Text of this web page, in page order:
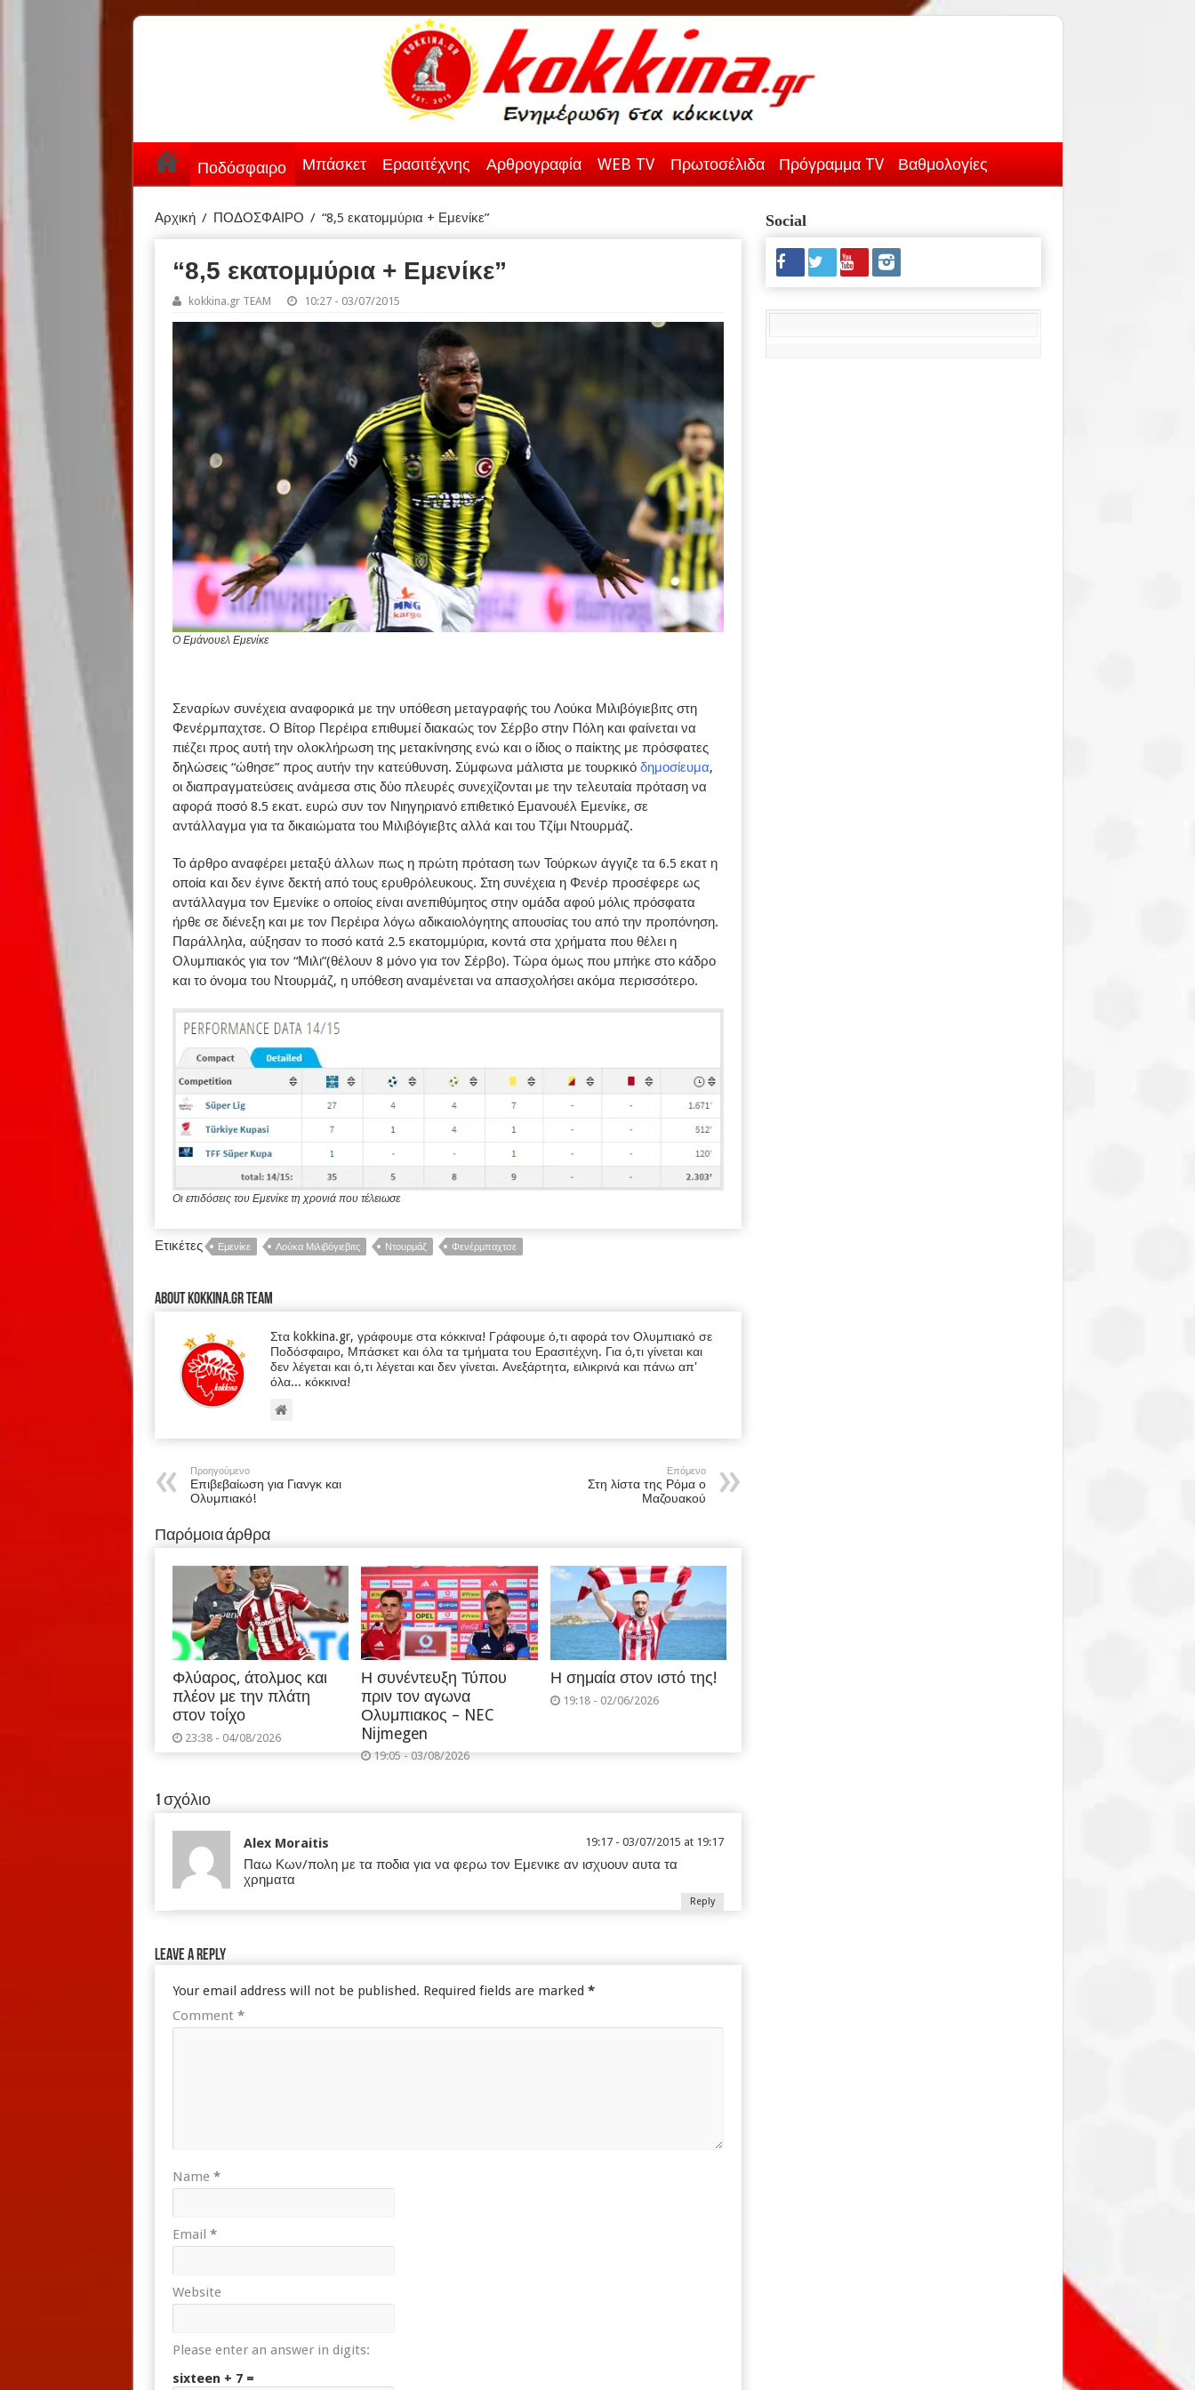
Ποδόσφαιρο Μπάσκετ Ερασιτέχνης Αρθρογραφία WEB TV Πρωτοσέλιδα Πρόγραμμα TV Βαθμολογίες
Αρχική / ΠΟΔΟΣΦΑΙΡΟ / “8,5 εκατομμύρια + Εμενίκε”
“8,5 εκατομμύρια + Εμενίκε”
kokkina.gr TEAM 10:27 - 03/07/2015
Ο Εμάνουελ Εμενίκε
Σεναρίων συνέχεια αναφορικά με την υπόθεση μεταγραφής του Λούκα Μιλιβόγιεβιτς στη
Φενέρμπαχτσε. Ο Βίτορ Περέιρα επιθυμεί διακαώς τον Σέρβο στην Πόλη και φαίνεται να
πιέζει προς αυτή την ολοκλήρωση της μετακίνησης ενώ και ο ίδιος ο παίκτης με πρόσφατες
δηλώσεις“ώθησε” προς αυτήν την κατεύθυνση. Σύμφωνα μάλιστα με τουρκικό δημοσίευμα,
οι διαπραγματεύσεις ανάμεσα στις δύο πλευρές συνεχίζονται με την τελευταία πρόταση να
αφορά ποσό 8.5 εκατ. ευρώ συν τον Νιηγηριανό επιθετικό Εμανουέλ Εμενίκε, σε
αντάλλαγμα για τα δικαιώματα του Μιλιβόγιεβτς αλλά και του Τζίμι Ντουρμάζ.
Το άρθρο αναφέρει μεταξύ άλλων πως η πρώτη πρόταση των Τούρκων άγγιζε τα 6.5 εκατ η
οποία και δεν έγινε δεκτή από τους ερυθρόλευκους. Στη συνέχεια η Φενέρ προσέφερε ως
αντάλλαγμα τον Εμενίκε ο οποίος είναι ανεπιθύμητος στην ομάδα αφού μόλις πρόσφατα
ήρθε σε διένεξη και με τον Περέιρα λόγω αδικαιολόγητης απουσίας του από την προπόνηση.
Παράλληλα, αύξησαν το ποσό κατά 2.5 εκατομμύρια, κοντά στα χρήματα που θέλει η
Ολυμπιακός για τον “Μιλι”(θέλουν 8 μόνο για τον Σέρβο). Τώρα όμως που μπήκε στο κάδρο
και το όνομα του Ντουρμάζ, η υπόθεση αναμένεται να απασχολήσει ακόμα περισσότερο.
Οι επιδόσεις του Εμενίκε τη χρονιά που τέλειωσε
Ετικέτες Εμενίκε Λούκα Μιλιβόγιεβιτς Ντουρμάζ Φενέρμπαχτσε
About kokkina.gr TEAM
Στα kokkina.gr, γράφουμε στα κόκκινα! Γράφουμε ό,τι αφορά τον Ολυμπιακό σε
Ποδόσφαιρο, Μπάσκετ και όλα τα τμήματα του Ερασιτέχνη. Για ό,τι γίνεται και
δεν λέγεται και ό,τι λέγεται και δεν γίνεται. Ανεξάρτητα, ειλικρινά και πάνω απ'
όλα... κόκκινα!
Προηγούμενο
Επιβεβαίωση για Γιανγκ και
Ολυμπιακό!
Επόμενο
Στη λίστα της Ρόμα ο
Μαζουακού
Παρόμοια άρθρα
Φλύαρος, άτολμος και
πλέον με την πλάτη
στον τοίχο
23:38 - 04/08/2026
Η συνέντευξη Τύπου
πριν τον αγωνα
Ολυμπιακος – NEC
Nijmegen
19:05 - 03/08/2026
Η σημαία στον ιστό της!
19:18 - 02/06/2026
1 σχόλιο
Alex Moraitis 19:17 - 03/07/2015 at 19:17
Παω Κων/πολη με τα ποδια για να φερω τον Εμενικε αν ισχυουν αυτα τα
χρηματα
Reply
Leave a Reply
Your email address will not be published. Required fields are marked *
Comment *
Name *
Email *
Website
Please enter an answer in digits:
sixteen + 7 =
Social